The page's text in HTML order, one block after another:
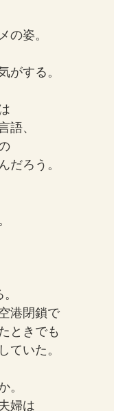
の姿。
がする。
語、
だろう。
港閉鎖で
ときでも
ていた。
婦は